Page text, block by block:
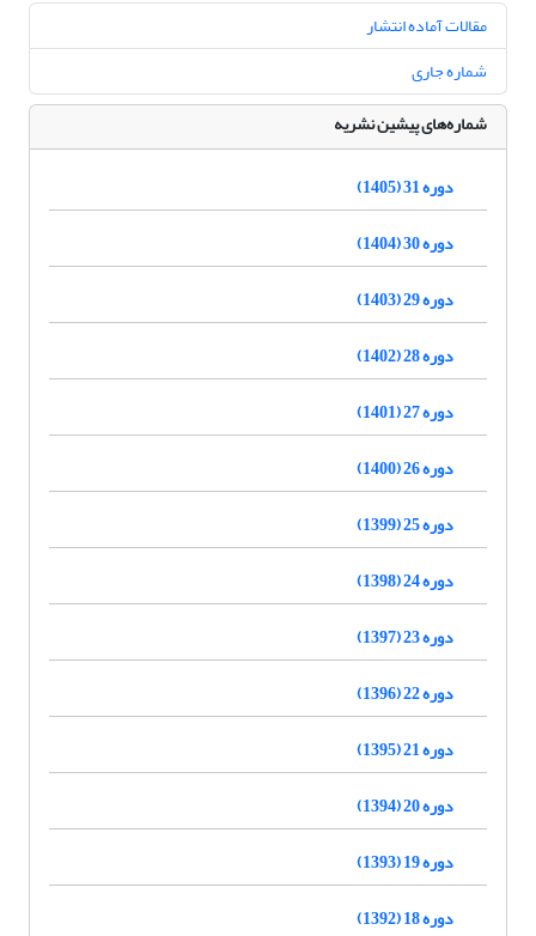
مقالات آماده انتشار
شماره جاری
شماره‌های پیشین نشریه
دوره 31 (1405)
دوره 30 (1404)
دوره 29 (1403)
دوره 28 (1402)
دوره 27 (1401)
دوره 26 (1400)
دوره 25 (1399)
دوره 24 (1398)
دوره 23 (1397)
دوره 22 (1396)
دوره 21 (1395)
دوره 20 (1394)
دوره 19 (1393)
دوره 18 (1392)